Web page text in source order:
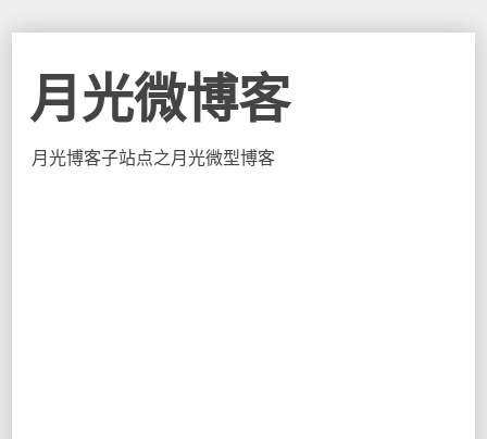
月光微博客
月光博客子站点之月光微型博客